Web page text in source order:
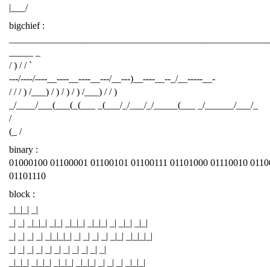
|___/
bigchief :
/ ) / / `
---/----/----__----__----__---/__---)__----__--_/__-----__-
/ / / ) /___) / ) / ) / ) /___) / / )
_/____/___(___(_(___ _(___/_/___/_/_____(___ _/______/___/_
/
(_ /
binary :
01000100 01100001 01100101 01100111 01101000 01110010
01101110
block :
_|_|_| _|
_| _| _|_|_| _|_| _|_|_| _|_|_| _| _|_| _|_|
_| _| _| _| _|_|_|_| _| _| _| _| _|_| _|_|_|_|
_| _| _| _| _| _| _| _| _| _| _|
_|_|_| _|_|_| _|_|_| _|_|_| _| _| _| _|_|_|